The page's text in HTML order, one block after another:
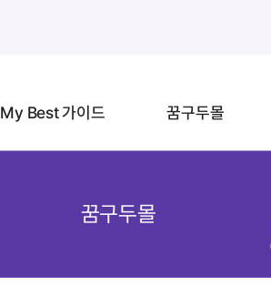
My Best 가이드 꿈구두몰
꿈구두몰